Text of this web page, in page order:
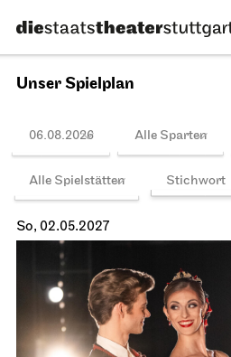
Spielplan
Fr, 30.04.2027
Stuttgarter Ballett
So, 02.05.2027